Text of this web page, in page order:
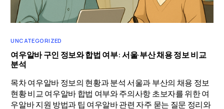
UNCATEGORIZED
여우알바 구인 정보와 합법 여부: 서울·부산 채용 정보 비교
분석
목차 여우알바 정보의 현황과 분석 서울과 부산의 채용 정보
현황 비교 여우알바 합법 여부와 주의사항 초보자를 위한 여
우알바 지원 방법과 팁 여우알바 관련 자주 묻는 질문 정리와